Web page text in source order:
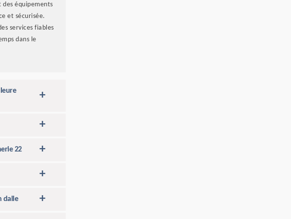
équipements
et sécurisée.
services fiables
dans le
22
dalle